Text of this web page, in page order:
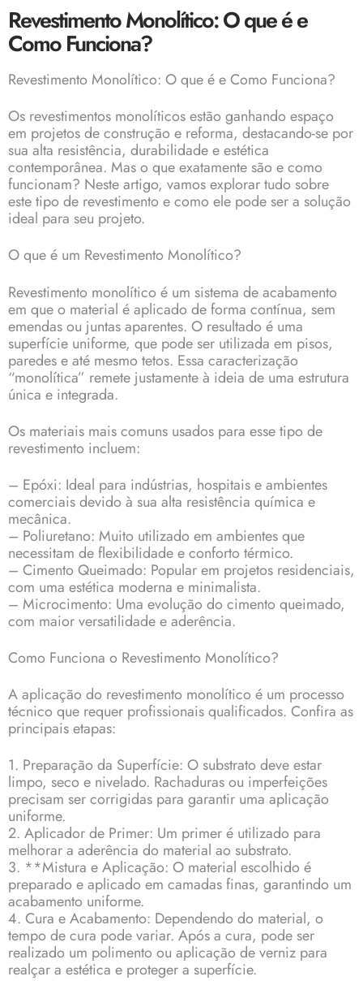
Revestimento Monolítico: O que é e
Como Funciona?
Revestimento Monolítico: O que é e Como Funciona?
Os revestimentos monolíticos estão ganhando espaço
em projetos de construção e reforma, destacando-se por
sua alta resistência, durabilidade e estética
contemporânea. Mas o que exatamente são e como
funcionam? Neste artigo, vamos explorar tudo sobre
este tipo de revestimento e como ele pode ser a solução
ideal para seu projeto.
O que é um Revestimento Monolítico?
Revestimento monolítico é um sistema de acabamento
em que o material é aplicado de forma contínua, sem
emendas ou juntas aparentes. O resultado é uma
superfície uniforme, que pode ser utilizada em pisos,
paredes e até mesmo tetos. Essa caracterização
“monolítica” remete justamente à ideia de uma estrutura
única e integrada.
Os materiais mais comuns usados para esse tipo de
revestimento incluem:
– Epóxi: Ideal para indústrias, hospitais e ambientes
comerciais devido à sua alta resistência química e
mecânica.
– Poliuretano: Muito utilizado em ambientes que
necessitam de flexibilidade e conforto térmico.
– Cimento Queimado: Popular em projetos residenciais,
com uma estética moderna e minimalista.
– Microcimento: Uma evolução do cimento queimado,
com maior versatilidade e aderência.
Como Funciona o Revestimento Monolítico?
A aplicação do revestimento monolítico é um processo
técnico que requer profissionais qualificados. Confira as
principais etapas:
1. Preparação da Superfície: O substrato deve estar
limpo, seco e nivelado. Rachaduras ou imperfeições
precisam ser corrigidas para garantir uma aplicação
uniforme.
2. Aplicador de Primer: Um primer é utilizado para
melhorar a aderência do material ao substrato.
3. **Mistura e Aplicação: O material escolhido é
preparado e aplicado em camadas finas, garantindo um
acabamento uniforme.
4. Cura e Acabamento: Dependendo do material, o
tempo de cura pode variar. Após a cura, pode ser
realizado um polimento ou aplicação de verniz para
realçar a estética e proteger a superfície.